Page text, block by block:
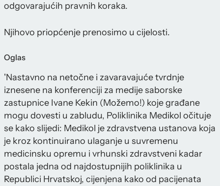
odgovarajućih pravnih koraka.
Njihovo priopćenje prenosimo u cijelosti.
Oglas
'Nastavno na netočne i zavaravajuće tvrdnje
iznesene na konferenciji za medije saborske
zastupnice Ivane Kekin (Možemo!) koje građane
mogu dovesti u zabludu, Poliklinika Medikol očituje
se kako slijedi: Medikol je zdravstvena ustanova koja
je kroz kontinuirano ulaganje u suvremenu
medicinsku opremu i vrhunski zdravstveni kadar
postala jedna od najdostupnijih poliklinika u
Republici Hrvatskoj, cijenjena kako od pacijenata